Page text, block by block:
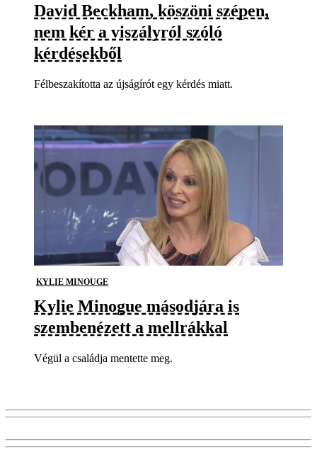
David Beckham, köszöni szépen,
nem kér a viszályról szóló
kérdésekből
Félbeszakította az újságírót egy kérdés miatt.
KYLIE MINOUGE
Kylie Minogue másodjára is
szembenézett a mellrákkal
Végül a családja mentette meg.